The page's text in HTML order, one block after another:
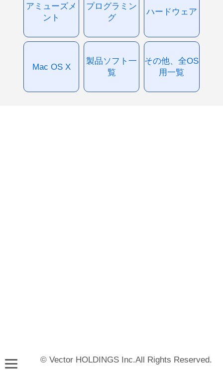
アミューズメ
ント
プログラミン
グ
ハードウェア
Mac OS X
製品ソフト一
覧
その他、全OS
用一覧
© Vector HOLDINGS Inc.All Rights Reserved.